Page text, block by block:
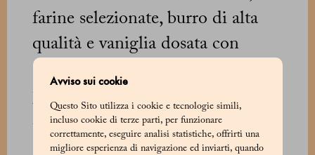
Avviso sui cookie
Questo Sito utilizza i cookie e tecnologie simili,
incluso cookie di terze parti, per funzionare
correttamente, eseguire analisi statistiche, offrirti una
migliore esperienza di navigazione ed inviarti, quando
farine selezionate, burro di alta
qualità e vaniglia dosata con
misura per un profumo gentile e
persistente, mentre l’alveolatura
regolare racconta la cura dei
maestri pasticceri e la